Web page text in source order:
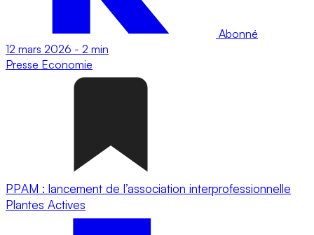
Abonné
12 mars 2026 - 2 min
Presse Economie
PPAM : lancement de l’association interprofessionnelle
Plantes Actives